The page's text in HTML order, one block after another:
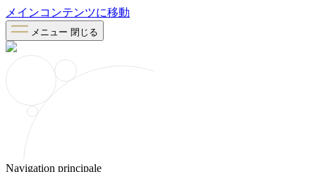
メインコンテンツに移動
メニュー 閉じる
Navigation principale